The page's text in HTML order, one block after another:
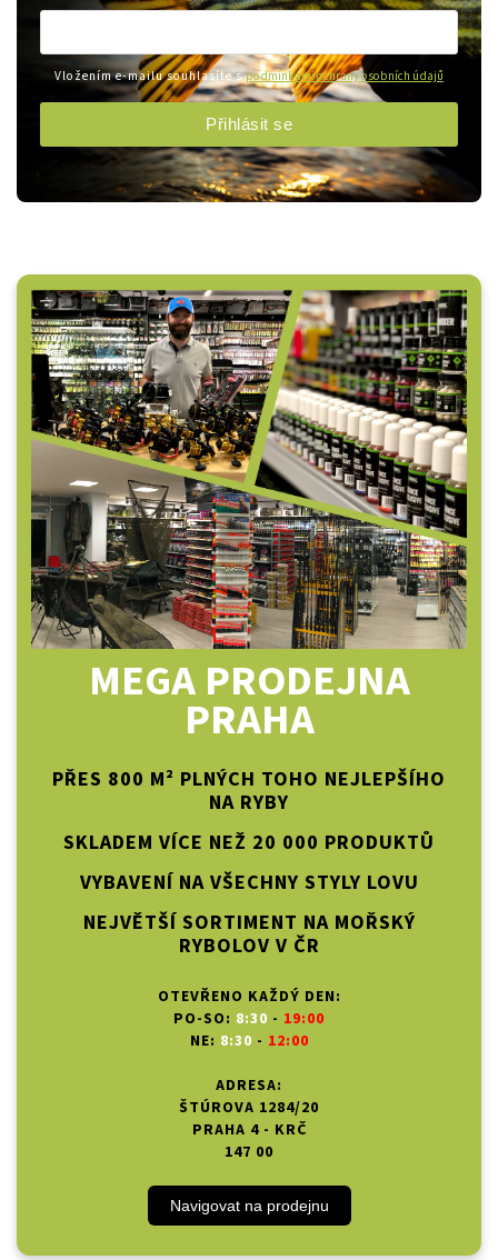
MEGA PRODEJNA
PRAHA
PŘES 800 M² PLNÝCH TOHO NEJLEPŠÍHO
NA RYBY
SKLADEM VÍCE NEŽ 20 000 PRODUKTŮ
VYBAVENÍ NA VŠECHNY STYLY LOVU
NEJVĚTŠÍ SORTIMENT NA MOŘSKÝ
RYBOLOV V ČR
OTEVŘENO KAŽDÝ DEN:
PO-SO: 8:30 - 19:00
NE: 8:30 - 12:00
ADRESA:
ŠTÚROVA 1284/20
PRAHA 4 - KRČ
147 00
Navigovat na prodejnu
Vložením e-mailu souhlasíte spodmínkami ochrany osobních údajů
Přihlásit se